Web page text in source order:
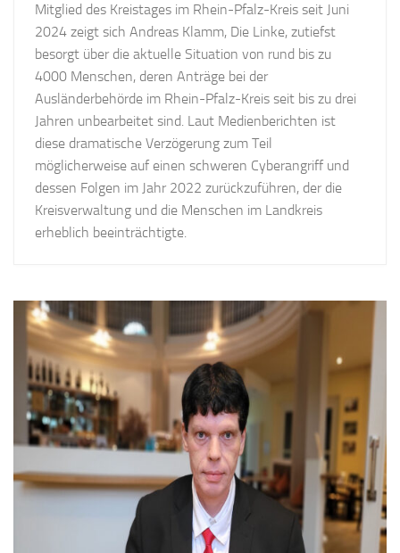
Mitglied des Kreistages im Rhein-Pfalz-Kreis seit Juni
2024 zeigt sich Andreas Klamm, Die Linke, zutiefst
besorgt über die aktuelle Situation von rund bis zu
4000 Menschen, deren Anträge bei der
Ausländerbehörde im Rhein-Pfalz-Kreis seit bis zu drei
Jahren unbearbeitet sind. Laut Medienberichten ist
diese dramatische Verzögerung zum Teil
möglicherweise auf einen schweren Cyberangriff und
dessen Folgen im Jahr 2022 zurückzuführen, der die
Kreisverwaltung und die Menschen im Landkreis
erheblich beeinträchtigte.